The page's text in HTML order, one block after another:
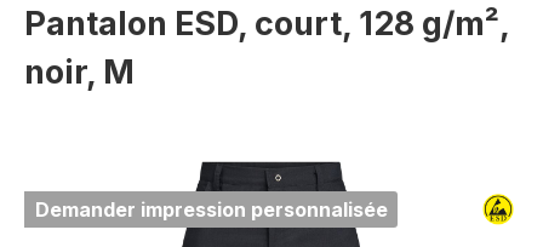
Pantalon ESD, court, 128 g/m²,
noir, M
Ignorer la galerie d'images
Demander impression personnalisée